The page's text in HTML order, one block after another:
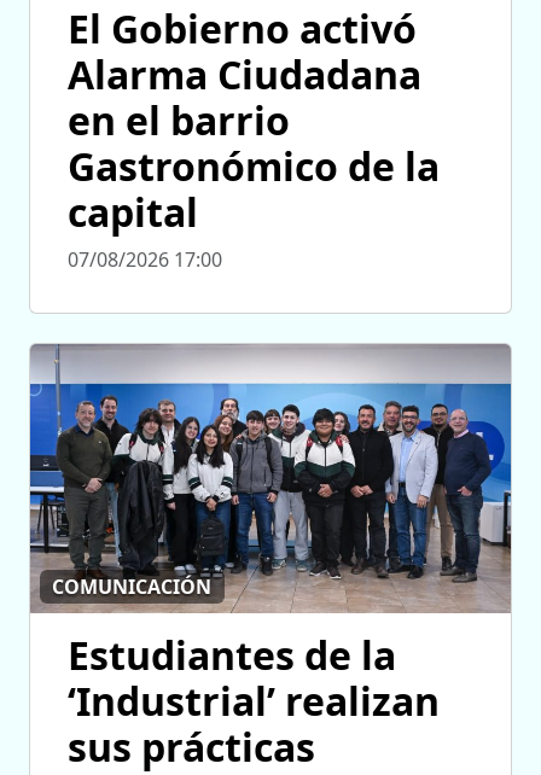
El Gobierno activó
Alarma Ciudadana
en el barrio
Gastronómico de la
capital
07/08/2026 17:00
COMUNICACIÓN
Estudiantes de la
‘Industrial’ realizan
sus prácticas